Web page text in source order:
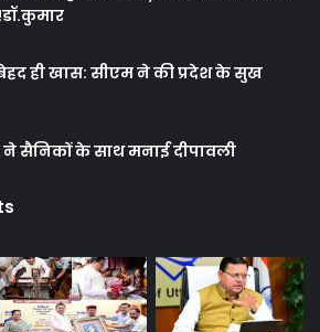
बेहद ही खास: सीएम ने की प्रदेश के सुख
सैनिकों के साथ मनाई दीपावली